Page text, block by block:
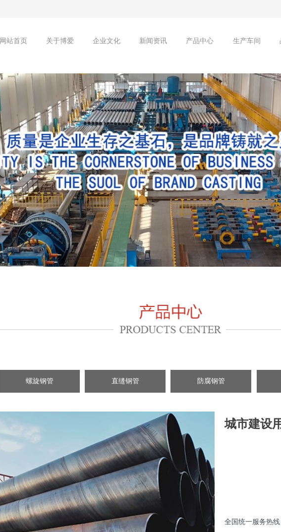
网站首页 关于博爱 企业文化 新闻资讯 产品中心 生产车间
城市建设
直缝钢管
螺旋钢管 防腐钢管
全国统一服务热线